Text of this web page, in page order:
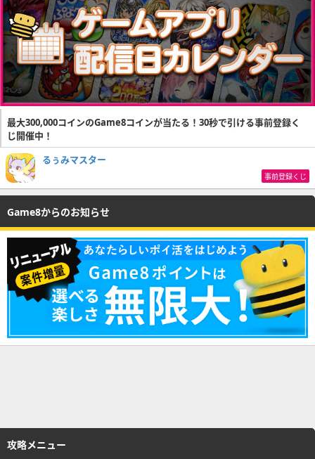
最大300,000コインのGame8コインが当たる！30秒で引ける事前登録く
じ開催中！
るぅみマスター
事前登録くじ
Game8からのお知らせ
攻略メニュー